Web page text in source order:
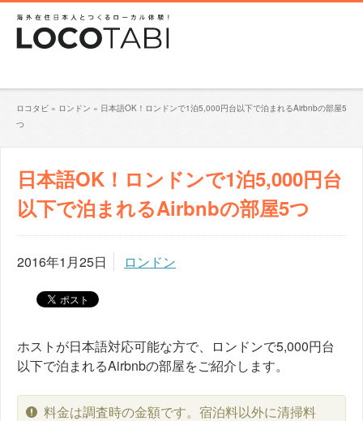
ロコタビ » ロンドン » 日本語OK！ロンドンで1泊5,000円台以下で泊まれるAirbnbの部屋5
つ
日本語OK！ロンドンで1泊5,000円台
以下で泊まれるAirbnbの部屋5つ
2016年1月25日 ロンドン
ホストが日本語対応可能な方で、ロンドンで5,000円台
以下で泊まれるAirbnbの部屋をご紹介します。
料金は調査時の金額です。宿泊料以外に清掃料